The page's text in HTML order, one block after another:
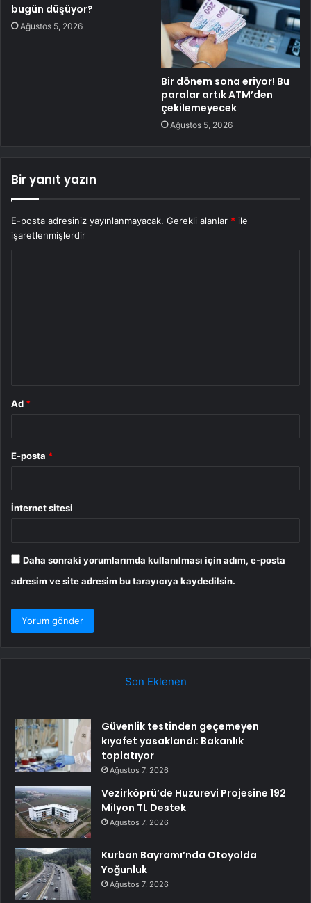
bugün düşüyor?
Ağustos 5, 2026
Bir dönem sona eriyor! Bu
paralar artık ATM’den
çekilemeyecek
Ağustos 5, 2026
Bir yanıt yazın
E-posta adresiniz yayınlanmayacak. Gerekli alanlar * ile
işaretlenmişlerdir
Ad *
E-posta *
İnternet sitesi
Daha sonraki yorumlarımda kullanılması için adım, e-posta
adresim ve site adresim bu tarayıcıya kaydedilsin.
Son Eklenen
Güvenlik testinden geçemeyen
kıyafet yasaklandı: Bakanlık
toplatıyor
Ağustos 7, 2026
Vezirköprü’de Huzurevi Projesine 192
Milyon TL Destek
Ağustos 7, 2026
Kurban Bayramı’nda Otoyolda
Yoğunluk
Ağustos 7, 2026